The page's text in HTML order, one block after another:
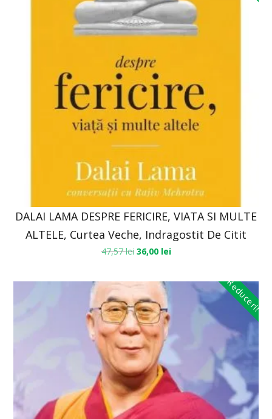
DALAI LAMA DESPRE FERICIRE, VIATA SI MULTE
ALTELE, Curtea Veche, Indragostit De Citit
47,57lei 36,00 lei
Reduceri!